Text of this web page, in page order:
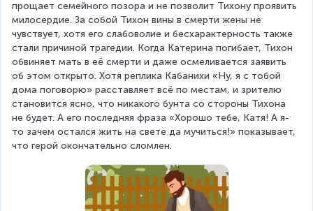
прощает семейного позора и не позволит Тихону проявить
милосердие. За собой Тихон вины в смерти жены не
чувствует, хотя его слабоволие и бесхарактерность также
стали причиной трагедии. Когда Катерина погибает, Тихон
обвиняет мать в её смерти и даже осмеливается заявить
об этом открыто. Хотя реплика Кабанихи «Ну, я с тобой
дома поговорю» расставляет всё по местам, и зрителю
становится ясно, что никакого бунта со стороны Тихона
не будет. А его последняя фраза «Хорошо тебе, Катя! А я-
то зачем остался жить на свете да мучиться!» показывает,
что герой окончательно сломлен.